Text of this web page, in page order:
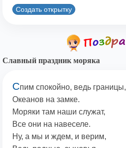
Создать открытку
Славный праздник моряка
Спим спокойно, ведь границы,
Океанов на замке.
Моряки там наши служат,
Все они на навеселе.
Ну, а мы и ждем, и верим,